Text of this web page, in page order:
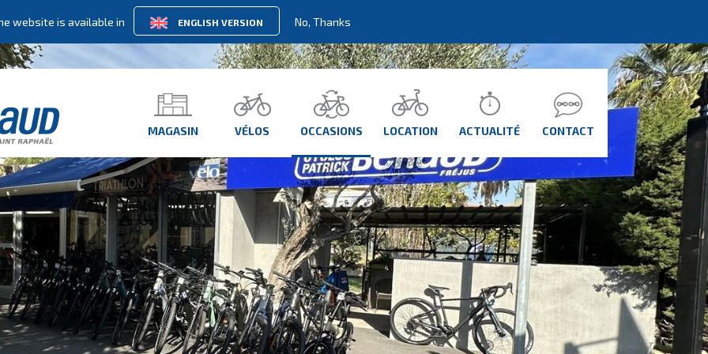
website is available in ENGLISH VERSION No, Thanks
MAGASIN VÉLOS OCCASIONS LOCATION ACTUALITÉ CONTACT